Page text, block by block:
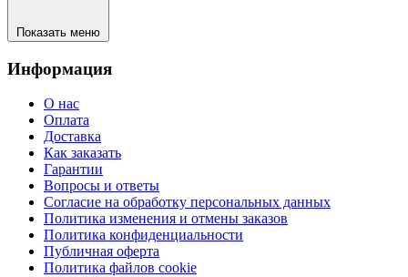
Показать меню
Информация
О нас
Оплата
Доставка
Как заказать
Гарантии
Вопросы и ответы
Согласие на обработку персональных данных
Политика изменения и отмены заказов
Политика конфиденциальности
Публичная оферта
Политика файлов cookie